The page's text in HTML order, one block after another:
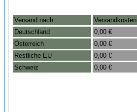
Versand nach Versandkosten
Deutschland
0,00 €
Österreich
0,00 €
Restliche EU
0,00 €
Schweiz
0,00 €